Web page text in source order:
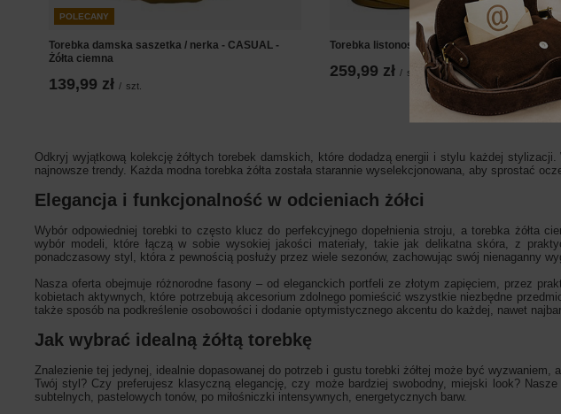
POLECANY
Torebka damska saszetka / nerka - CASUAL -
Żółta ciemna
139,99 zł / szt.
Torebka listonoszka damska - Żółta ciemna
259,99 zł / szt.
Odkryj wyjątkową kolekcję żółtych torebek damskich, które dodadzą energii i stylu każdej
najnowsze trendy. Każda modna torebka żółta została starannie wyselekcjonowana, aby sprostać
Elegancja i funkcjonalność w odcieniach żółci
Wybór odpowiedniej torebki to często klucz do perfekcyjnego dopełnienia stroju, a torebka żółta
wybór modeli, które łączą w sobie wysokiej jakości materiały, takie jak delikatna skóra, z
ponadczasowy styl, która z pewnością posłuży przez wiele sezonów, zachowując swój nienaganny
Nasza oferta obejmuje różnorodne fasony – od eleganckich portfeli ze złotym zapięciem, przez
kobietach aktywnych, które potrzebują akcesorium zdolnego pomieścić wszystkie niezbędne
także sposób na podkreślenie osobowości i dodanie optymistycznego akcentu do każdej, nawet
Jak wybrać idealną żółtą torebkę
Znalezienie tej jedynej, idealnie dopasowanej do potrzeb i gustu torebki żółtej może być
Twój styl? Czy preferujesz klasyczną elegancję, czy może bardziej swobodny, miejski look?
subtelnych, pastelowych tonów, po miłośniczki intensywnych, energetycznych barw.